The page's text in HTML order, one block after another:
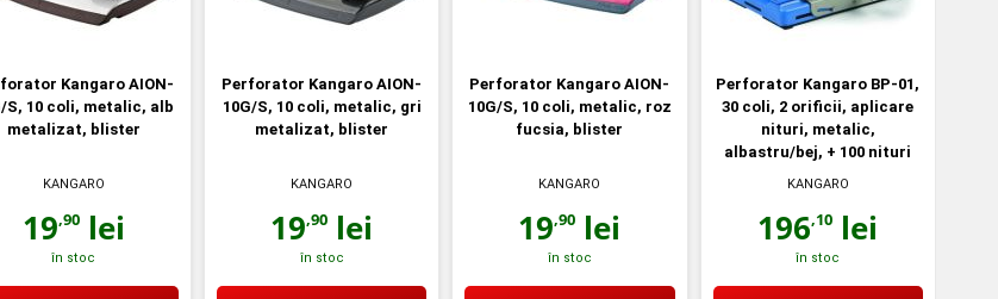
Kangaro AION-
S, 10 coli, metalic, alb
metalizat, blister
KANGARO
19,90lei
în stoc
Perforator Kangaro AION-
10G/S, 10 coli, metalic, gri
metalizat, blister
KANGARO
19,90 lei
în stoc
Perforator Kangaro AION-
10G/S, 10 coli, metalic, roz
fucsia, blister
KANGARO
19,90 lei
în stoc
Perforator Kangaro BP-01,
30 coli, 2 orificii, aplicare
nituri, metalic,
albastru/bej, + 100 nituri
KANGARO
196,10 lei
în stoc